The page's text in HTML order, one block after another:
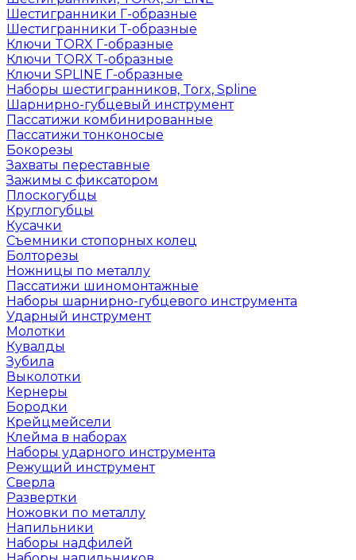
Шестигранники Г-образные
Шестигранники Т-образные
Ключи TORX Г-образные
Ключи TORX Т-образные
Ключи SPLINE Г-образные
Наборы шестигранников, Torx, Spline
Шарнирно-губцевый инструмент
Пассатижи комбинированные
Пассатижи тонконосые
Бокорезы
Захваты переставные
Зажимы с фиксатором
Плоскогубцы
Круглогубцы
Кусачки
Съемники стопорных колец
Болторезы
Ножницы по металлу
Пассатижи шиномонтажные
Наборы шарнирно-губцевого инструмента
Ударный инструмент
Молотки
Кувалды
Зубила
Выколотки
Кернеры
Бородки
Крейцмейсели
Клейма в наборах
Наборы ударного инструмента
Режущий инструмент
Сверла
Развертки
Ножовки по металлу
Напильники
Наборы надфилей